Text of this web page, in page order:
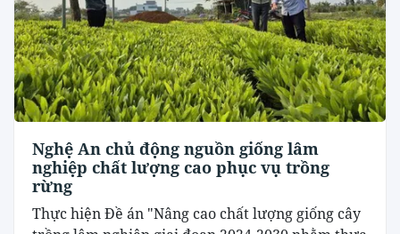
Nghệ An chủ động nguồn giống lâm
nghiệp chất lượng cao phục vụ trồng
rừng
Thực hiện Đề án "Nâng cao chất lượng giống cây